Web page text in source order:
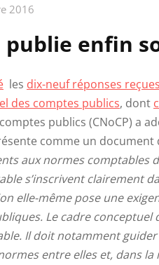
2016
publie enfin
les dix-neuf réponses reçues
des comptes publics, dont
publics (CNoCP) a
comme un document
aux normes comptables
s’inscrivent clairement
elle-même pose une
Le cadre conceptuel
Il doit notamment
entre elles et, dans